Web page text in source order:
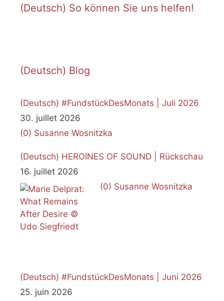
(Deutsch) So können Sie uns helfen!
(Deutsch) Blog
(Deutsch) #FundstückDesMonats | Juli 2026
30. juillet 2026
(0) Susanne Wosnitzka
(Deutsch) HEROINES OF SOUND | Rückschau
16. juillet 2026
(0) Susanne Wosnitzka
(Deutsch) #FundstückDesMonats | Juni 2026
25. juin 2026